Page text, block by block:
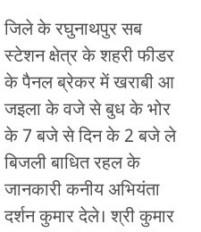
जिले के रघुनाथपुर सब
स्टेशन क्षेत्र के शहरी फीडर
के पैनल ब्रेकर में खराबी आ
जइला के वजे से बुध के भोर
के 7 बजे से दिन के 2 बजे ले
बिजली बाधित रहल के
जानकारी कनीय अभियंता
दर्शन कुमार देले। श्री कुमार